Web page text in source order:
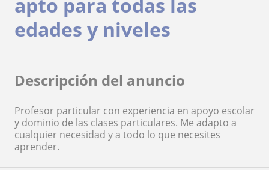
apto para todas las
edades y niveles
Descripción del anuncio
Profesor particular con experiencia en apoyo escolar
y dominio de las clases particulares. Me adapto a
cualquier necesidad y a todo lo que necesites
aprender.